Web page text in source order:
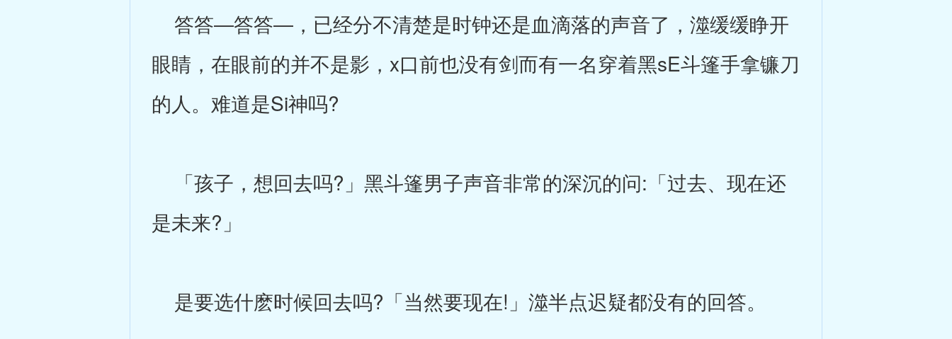
答答―答答―，已经分不清楚是时钟还是血滴落的声音了，澨缓缓睁开
眼睛，在眼前的并不是影，x口前也没有剑而有一名穿着黑sE斗篷手拿镰刀
的人。难道是Si神吗?
「孩子，想回去吗?」黑斗篷男子声音非常的深沉的问:「过去、现在还
是未来?」
是要选什麽时候回去吗?「当然要现在!」澨半点迟疑都没有的回答。